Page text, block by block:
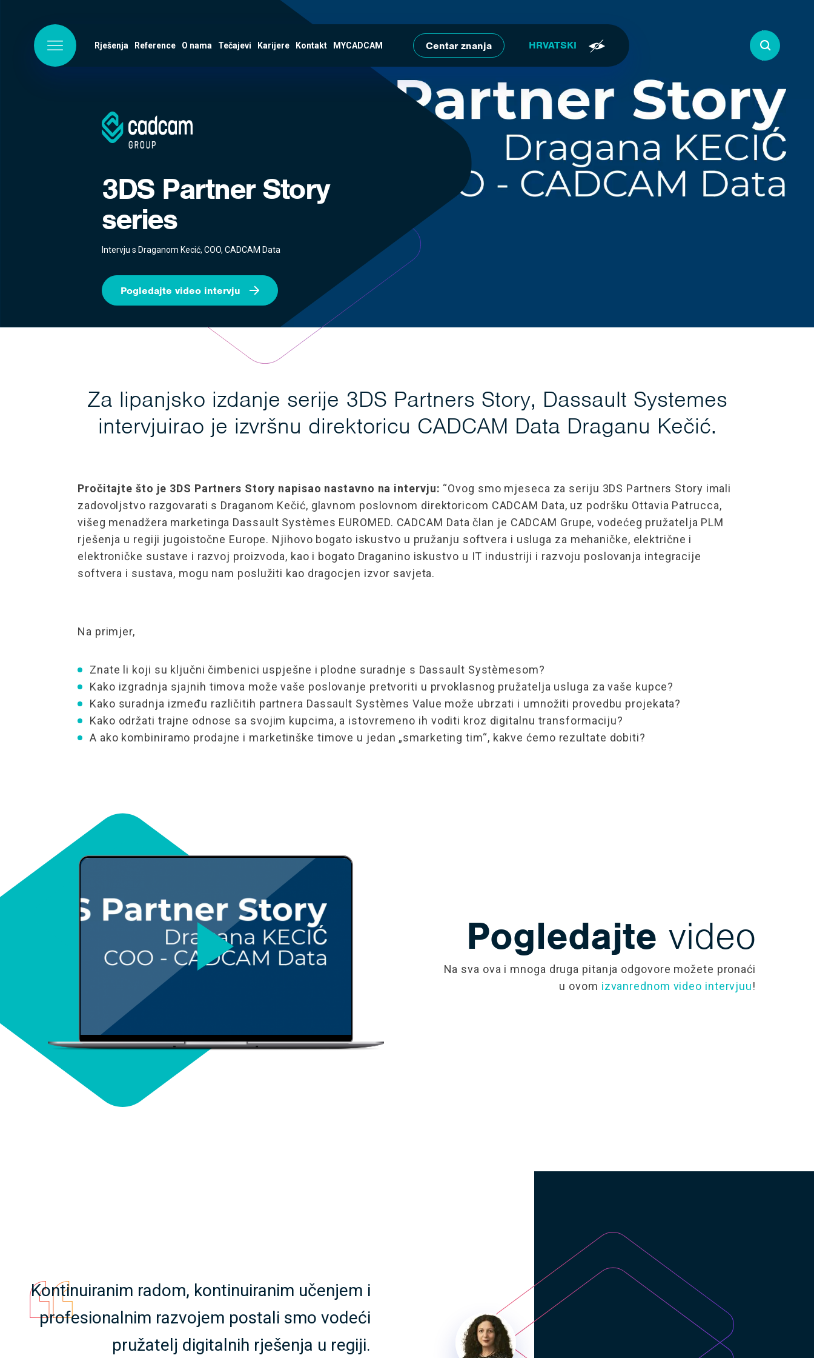
Rješenja Reference O nama Tečajevi Karijere Kontakt MYCADCAM Centar znanja
3DS Partner Story
series
Intervju s Draganom Kecić, COO, CADCAM Data
Pogledajte video intervju
Za lipanjsko izdanje serije 3DS Partners Story, Dassault Systemes
intervjuirao je izvršnu direktoricu CADCAM Data Draganu Kečić.
Pročitajte što je 3DS Partners Story napisao nastavno na intervju: “Ovog smo mjeseca za seriju 3DS Partners Story imali
zadovoljstvo razgovarati s Draganom Kečić, glavnom poslovnom direktoricom CADCAM Data, uz podršku Ottavia Patrucca,
višeg menadžera marketinga Dassault Systèmes EUROMED. CADCAM Data član je CADCAM Grupe, vodećeg pružatelja PLM
rješenja u regiji jugoistočne Europe. Njihovo bogato iskustvo u pružanju softvera i usluga za mehaničke, električne i
elektroničke sustave i razvoj proizvoda, kao i bogato Draganino iskustvo u IT industriji i razvoju poslovanja integracije
softvera i sustava, mogu nam poslužiti kao dragocjen izvor savjeta.
Na primjer,
Znate li koji su ključni čimbenici uspješne i plodne suradnje s Dassault Systèmesom?
Kako izgradnja sjajnih timova može vaše poslovanje pretvoriti u prvoklasnog pružatelja usluga za vaše kupce?
Kako suradnja između različitih partnera Dassault Systèmes Value može ubrzati i umnožiti provedbu projekata?
Kako održati trajne odnose sa svojim kupcima, a istovremeno ih voditi kroz digitalnu transformaciju?
A ako kombiniramo prodajne i marketinške timove u jedan „smarketing tim“, kakve ćemo rezultate dobiti?
Pogledajte video
Na sva ova i mnoga druga pitanja odgovore možete pronaći
u ovom izvanrednom video intervjuu!
Kontinuiranim radom, kontinuiranim učenjem i
profesionalnim razvojem postali smo vodeći
pružatelj digitalnih rješenja u regiji.